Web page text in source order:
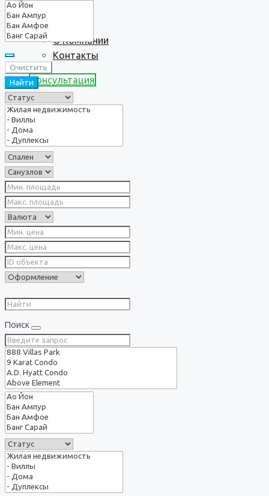
О нас
О Компании
Контакты
Консультация
Очистить
Найти
Поиск